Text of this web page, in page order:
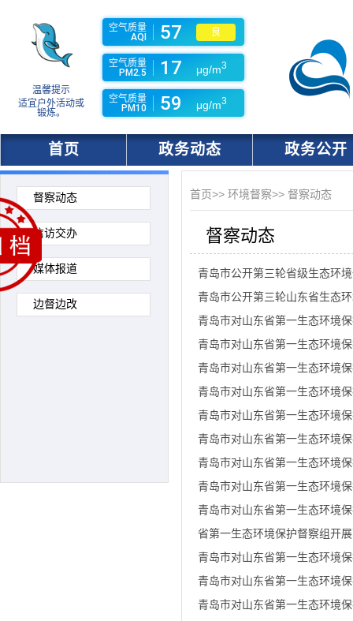
温馨提示
适宜户外活动或
锻炼。
空气质量
AQI
57 良
空气质量
PM2.5
17 μg/m3
空气质量
PM10
59 μg/m3
首页 政务动态 政务公开
首页>> 环境督察>> 督察动态
督察动态
青岛市公开第三轮省级生态环
青岛市公开第三轮山东省生态
青岛市对山东省第一生态环境
青岛市对山东省第一生态环境
青岛市对山东省第一生态环境
青岛市对山东省第一生态环境
青岛市对山东省第一生态环境
青岛市对山东省第一生态环境
青岛市对山东省第一生态环境
青岛市对山东省第一生态环境
青岛市对山东省第一生态环境
省第一生态环境保护督察组开
青岛市对山东省第一生态环境
青岛市对山东省第一生态环境
青岛市对山东省第一生态环境
督察动态
信访交办
媒体报道
边督边改